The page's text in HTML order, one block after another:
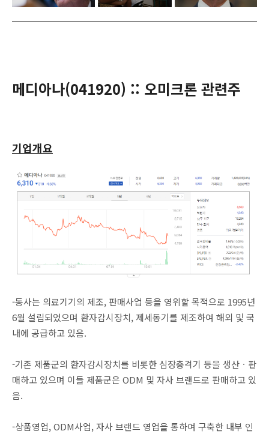
메디아나(041920) :: 오미크론 관련주
기업개요
-동사는 의료기기의 제조, 판매사업 등을 영위할 목적으로 1995년
6월 설립되었으며 환자감시장치, 제세동기를 제조하여 해외 및 국
내에 공급하고 있음.
-기존 제품군의 환자감시장치를 비롯한 심장충격기 등을 생산ㆍ판
매하고 있으며 이들 제품군은 ODM 및 자사 브랜드로 판매하고 있
음.
-상품영업, ODM사업, 자사 브랜드 영업을 통하여 구축한 내부 인